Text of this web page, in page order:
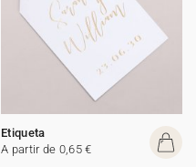
Etiqueta
A partir de 0,65 €